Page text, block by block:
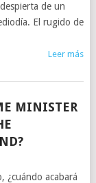
de un
El rugido de
Leer más
MINISTER
¿cuándo acabará